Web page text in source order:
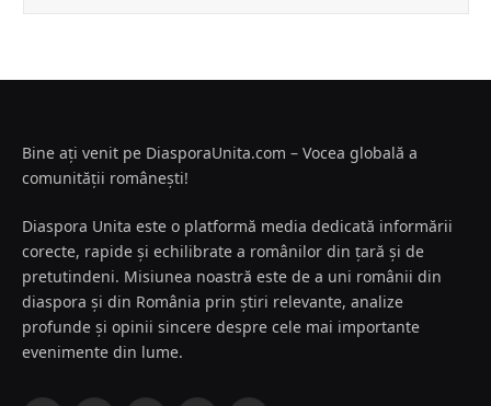
Bine ați venit pe DiasporaUnita.com – Vocea globală a
comunității românești!
Diaspora Unita este o platformă media dedicată informării
corecte, rapide și echilibrate a românilor din țară și de
pretutindeni. Misiunea noastră este de a uni românii din
diaspora și din România prin știri relevante, analize
profunde și opinii sincere despre cele mai importante
evenimente din lume.